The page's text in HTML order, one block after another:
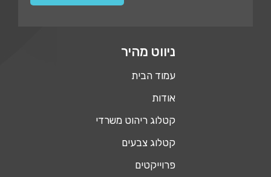
ניווט מהיר
עמוד הבית
אודות
קטלוג ריהוט משרדי
קטלוג צבעים
פרוייקטים